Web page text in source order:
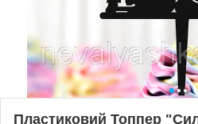
Пластиковий Топпер